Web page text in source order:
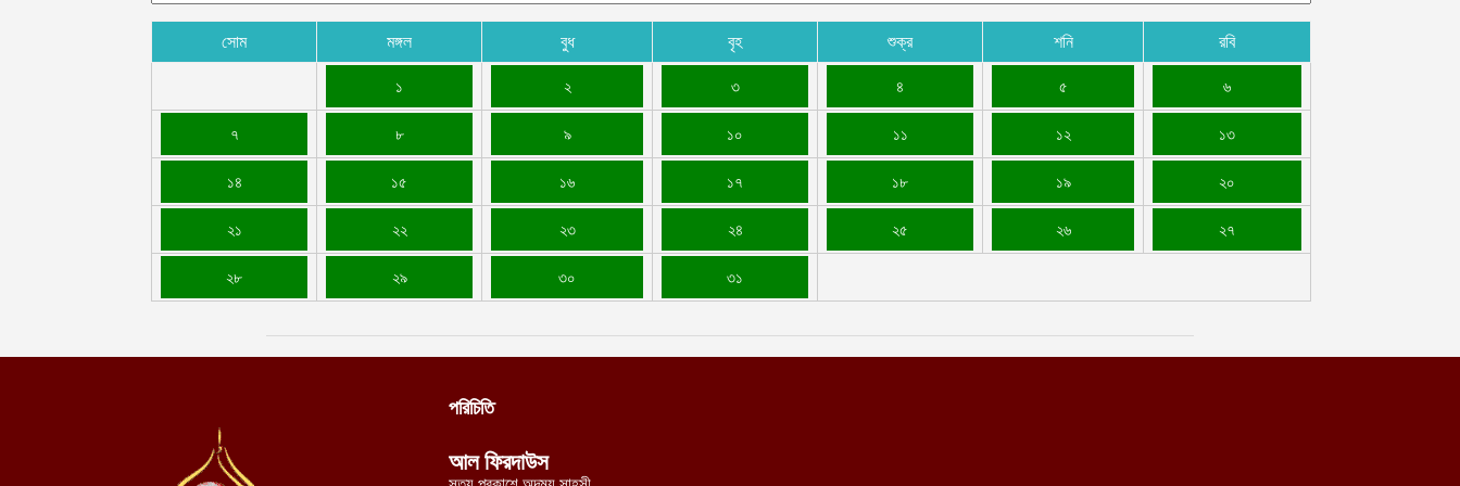
সোম মঙ্গল বুধ বৃহ শুক্র শনি রবি
১ ২ ৩ ৪ ৫ ৬
৭ ৮ ৯ ১০ ১১ ১২ ১৩
১৪ ১৫ ১৬ ১৭ ১৮ ১৯ ২০
২১ ২২ ২৩ ২৪ ২৫ ২৬ ২৭
২৮ ২৯ ৩০ ৩১
পরিচিতি
আল ফিরদাউস